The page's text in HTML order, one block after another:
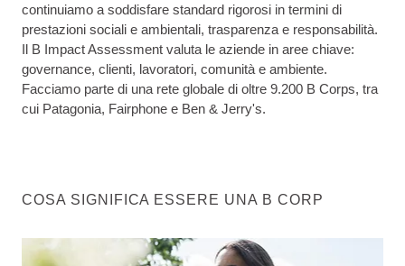
continuiamo a soddisfare standard rigorosi in termini di
prestazioni sociali e ambientali, trasparenza e responsabilità.
Il B Impact Assessment valuta le aziende in aree chiave:
governance, clienti, lavoratori, comunità e ambiente.
Facciamo parte di una rete globale di oltre 9.200 B Corps, tra
cui Patagonia, Fairphone e Ben & Jerry's.
COSA SIGNIFICA ESSERE UNA B CORP